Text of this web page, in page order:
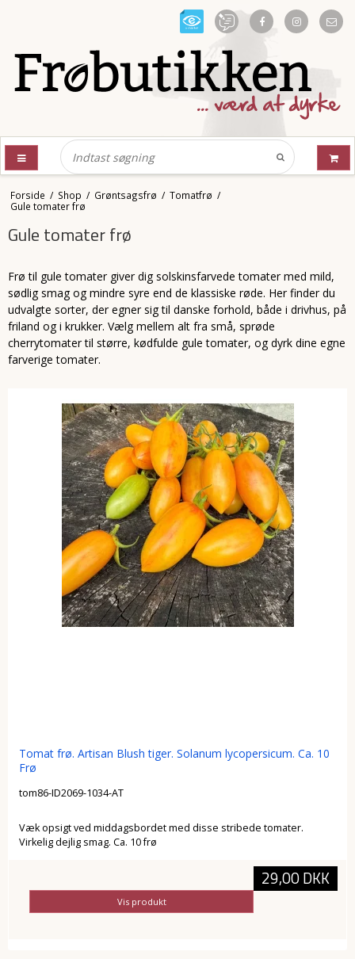
Forside / Shop / Grøntsagsfrø / Tomatfrø /
Gule tomater frø
Gule tomater frø
Frø til gule tomater giver dig solskinsfarvede tomater med mild,
sødlig smag og mindre syre end de klassiske røde. Her finder du
udvalgte sorter, der egner sig til danske forhold, både i drivhus, på
friland og i krukker. Vælg mellem alt fra små, sprøde
cherrytomater til større, kødfulde gule tomater, og dyrk dine egne
farverige tomater.
Tomat frø. Artisan Blush tiger. Solanum lycopersicum. Ca. 10
Frø
tom86-ID2069-1034-AT
Væk opsigt ved middagsbordet med disse stribede tomater.
Virkelig dejlig smag. Ca. 10 frø
29,00 DKK
Vis produkt